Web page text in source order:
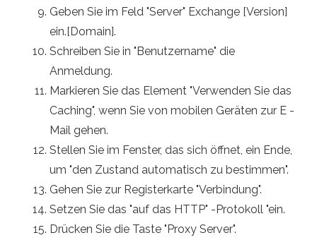
Geben Sie im Feld "Server" Exchange [Version]
ein.[Domain].
Schreiben Sie in "Benutzername" die
Anmeldung.
Markieren Sie das Element "Verwenden Sie das
Caching", wenn Sie von mobilen Geräten zur E -
Mail gehen.
Stellen Sie im Fenster, das sich öffnet, ein Ende,
um "den Zustand automatisch zu bestimmen".
Gehen Sie zur Registerkarte "Verbindung".
Setzen Sie das "auf das HTTP" -Protokoll "ein.
Drücken Sie die Taste "Proxy Server".